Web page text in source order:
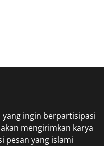
yang ingin berpartisipasi
mengirimkan karya
pesan yang islami